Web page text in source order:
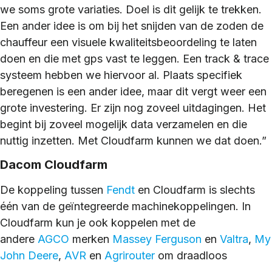
we soms grote variaties. Doel is dit gelijk te trekken.
Een ander idee is om bij het snijden van de zoden de
chauffeur een visuele kwaliteitsbeoordeling te laten
doen en die met gps vast te leggen. Een track & trace
systeem hebben we hiervoor al. Plaats specifiek
beregenen is een ander idee, maar dit vergt weer een
grote investering. Er zijn nog zoveel uitdagingen. Het
begint bij zoveel mogelijk data verzamelen en die
nuttig inzetten. Met Cloudfarm kunnen we dat doen.”
Dacom Cloudfarm
De koppeling tussen Fendt en Cloudfarm is slechts
één van de geïntegreerde machinekoppelingen. In
Cloudfarm kun je ook koppelen met de
andere AGCO merken Massey Ferguson en Valtra, My
John Deere, AVR en Agrirouter om draadloos